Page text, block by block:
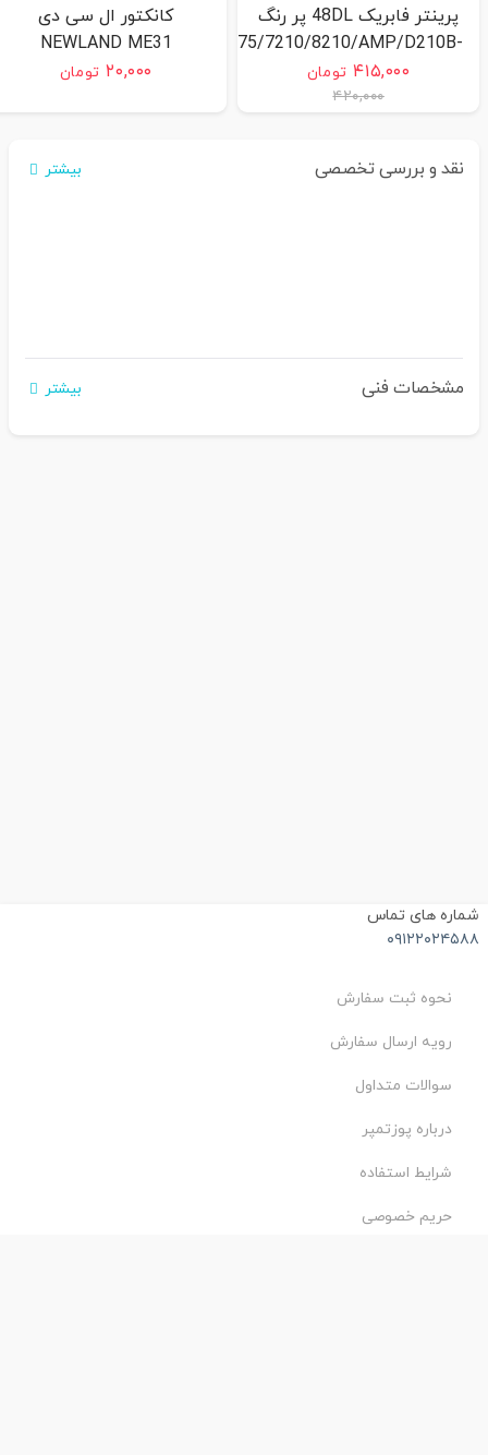
پرینتر فابریک 48DL پر رنگ
H9PRO/AF70/AF75/I80/I90/675/7210/8210/AMP/D210B-
G-C
۴۱۵,۰۰۰ تومان
۴۲۰,۰۰۰
کانکتور ال سی دی
NEWLAND ME31
۲۰,۰۰۰ تومان
نقد و بررسی تخصصی بیشتر
مشخصات فنی بیشتر
های تماس
نحوه ثبت سفارش
رویه ارسال سفارش
سوالات متداول
درباره پوزتمپر
شرایط استفاده
حریم خصوصی